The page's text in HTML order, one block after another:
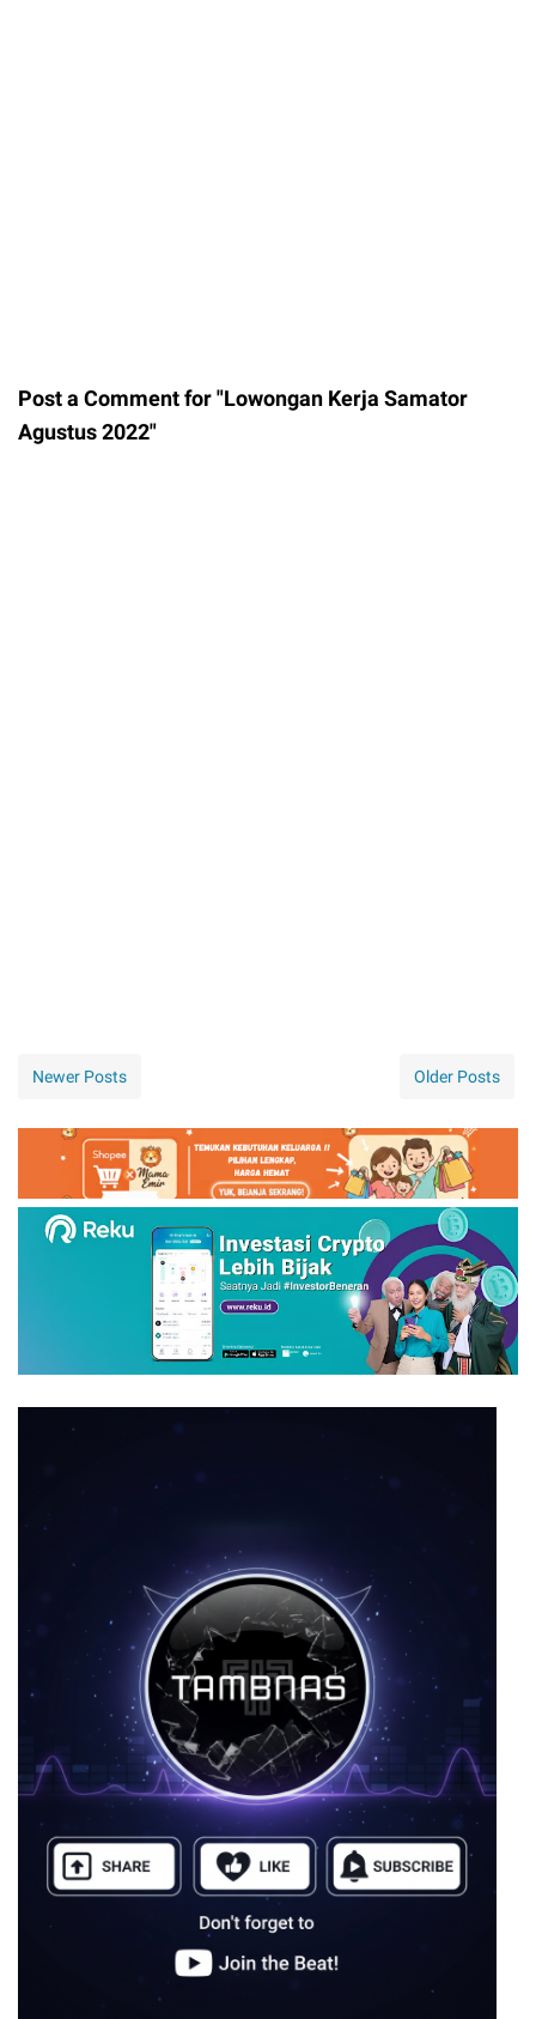
Post a Comment for "Lowongan Kerja Samator
Agustus 2022"
Newer Posts Older Posts